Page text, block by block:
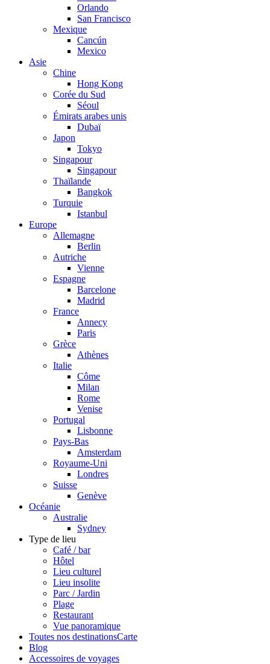
Orlando
San Francisco
Mexique
Cancún
Mexico
Asie
Chine
Hong Kong
Corée du Sud
Séoul
Émirats arabes unis
Dubaï
Japon
Tokyo
Singapour
Singapour
Thaïlande
Bangkok
Turquie
Istanbul
Europe
Allemagne
Berlin
Autriche
Vienne
Espagne
Barcelone
Madrid
France
Annecy
Paris
Grèce
Athènes
Italie
Côme
Milan
Rome
Venise
Portugal
Lisbonne
Pays-Bas
Amsterdam
Royaume-Uni
Londres
Suisse
Genève
Océanie
Australie
Sydney
Type de lieu
Café / bar
Hôtel
Lieu culturel
Lieu insolite
Parc / Jardin
Plage
Restaurant
Vue panoramique
Toutes nos destinationsCarte
Blog
Accessoires de voyages